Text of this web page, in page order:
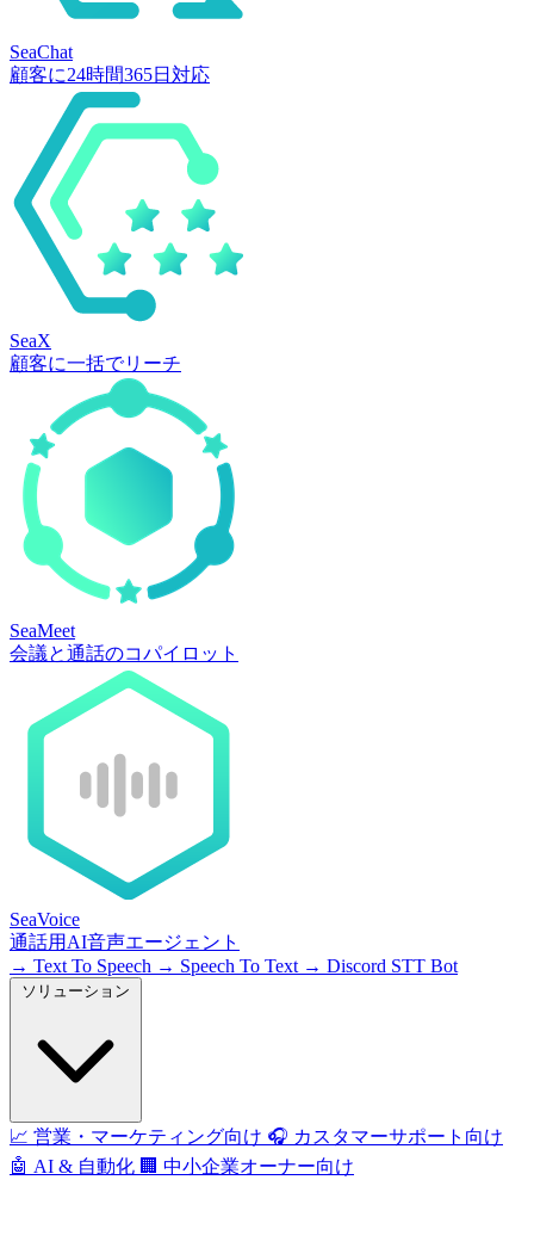
SeaChat
顧客に24時間365日対応
SeaX
顧客に一括でリーチ
SeaMeet
会議と通話のコパイロット
SeaVoice
通話用AI音声エージェント
→ Text To Speech → Speech To Text → Discord STT Bot
📈 営業・マーケティング向け 🎧 カスタマーサポート向け
🤖 AI & 自動化 🏢 中小企業オーナー向け